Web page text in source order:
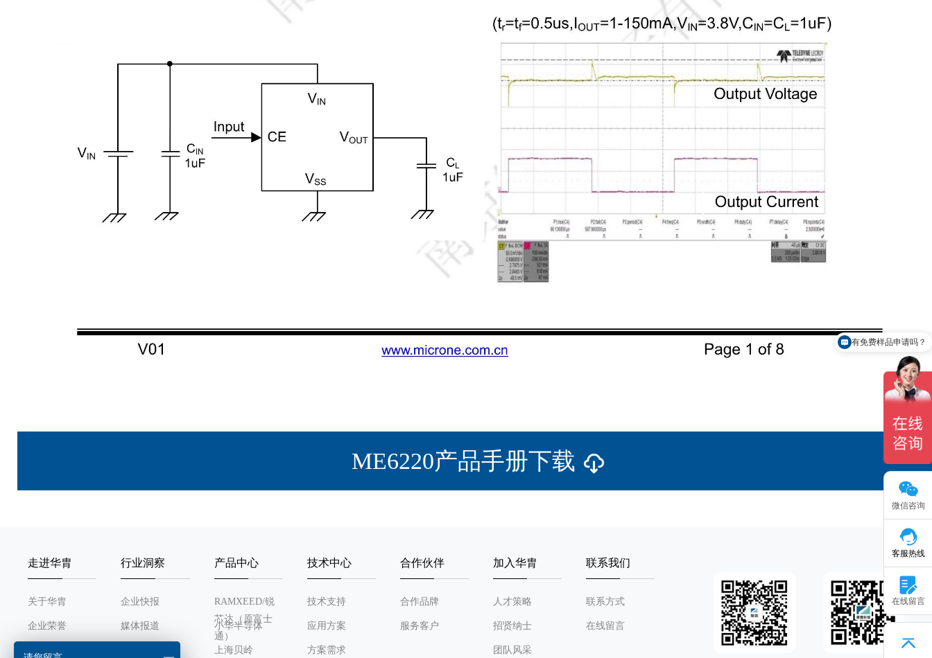
ME6220产品手册下载
走进华胄
关于华胄
企业荣誉
发展历程
行业洞察
企业快报
媒体报道
产品中心
RAMXEED/锐
芯达（原富士
通）
小华半导体
上海贝岭
技术中心
技术支持
应用方案
方案需求
合作伙伴
合作品牌
服务客户
加入华胄
人才策略
招贤纳士
团队风采
联系我们
联系方式
在线留言
微信咨询
客服热线
在线留言
有免费样品申请吗？